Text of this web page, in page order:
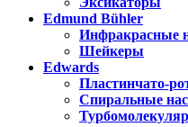
Edmund Bühler
Инфракрасные
Шейкеры
Edwards
Пластинчато-
Спиральные